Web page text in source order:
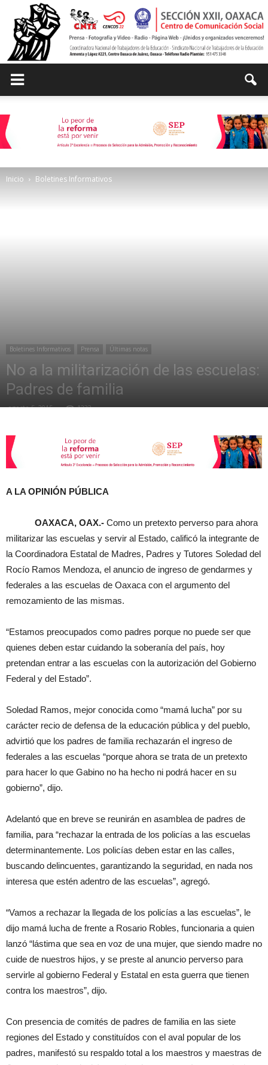
de
XXII
Inicio Boletines Informativos
Boletines Informativos Prensa Últimas notas
No a la militarización de las escuelas:
Padres de familia
agosto 5, 2015 1232
A LA OPINIÓN PÚBLICA
OAXACA, OAX.- Como un pretexto perverso para ahora
militarizar las escuelas y servir al Estado, calificó la integrante de
la Coordinadora Estatal de Madres, Padres y Tutores Soledad del
Rocío Ramos Mendoza, el anuncio de ingreso de gendarmes y
federales a las escuelas de Oaxaca con el argumento del
remozamiento de las mismas.
“Estamos preocupados como padres porque no puede ser que
quienes deben estar cuidando la soberanía del país, hoy
pretendan entrar a las escuelas con la autorización del Gobierno
Federal y del Estado”.
Soledad Ramos, mejor conocida como “mamá lucha” por su
carácter recio de defensa de la educación pública y del pueblo,
advirtió que los padres de familia rechazarán el ingreso de
federales a las escuelas “porque ahora se trata de un pretexto
para hacer lo que Gabino no ha hecho ni podrá hacer en su
gobierno”, dijo.
Adelantó que en breve se reunirán en asamblea de padres de
familia, para “rechazar la entrada de los policías a las escuelas
determinantemente. Los policías deben estar en las calles,
buscando delincuentes, garantizando la seguridad, en nada nos
interesa que estén adentro de las escuelas”, agregó.
“Vamos a rechazar la llegada de los policías a las escuelas”, le
dijo mamá lucha de frente a Rosario Robles, funcionaria a quien
lanzó “lástima que sea en voz de una mujer, que siendo madre no
cuide de nuestros hijos, y se preste al anuncio perverso para
servirle al gobierno Federal y Estatal en esta guerra que tienen
contra los maestros”, dijo.
Con presencia de comités de padres de familia en las siete
regiones del Estado y constituídos con el aval popular de los
padres, manifestó su respaldo total a los maestros y maestras de